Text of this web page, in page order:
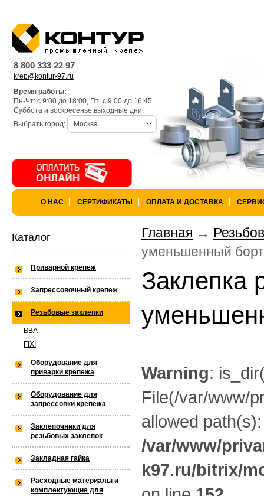
8 800 333 22 97
krep@kontur-97.ru
Время работы:
Пн-Чт: с 9:00 до 18:00, Пт: с 9:00 до 16:45
Суббота и воскресенье:выходные дни.
Выбрать город:
Москва
О НАС СЕРТИФИКАТЫ ОПЛАТА И ДОСТАВКА
Главная
уменьшенный
Заклепка
Warning:
File(/var/www/
allowed
/var/www/
k97.ru/bitrix/
Каталог
Приварной крепёж
Запрессовочный крепеж
Резьбовые заклепки
BBA
FIXI
Оборудование для
приварки крепежа
Оборудование для
запрессовки крепежа
Заклепочники для
резьбовых заклепок
Закладная гайка
Расходные материалы и
комплектующие для
Warning: is_dir(): open_basedir
k97/lang) is not within the
/var/www/privarka-k97/data/
k97.ru/bitrix/modules/main/lib/
Warning: is_dir(): open_basedir
not within the allowed path(s): (/
/var/www/privarka-k97/data/
k97.ru/bitrix/modules/main/lib/
Warning: is_dir(): open_basedir
within the allowed path(s): (/var/
/var/www/privarka-k97/data/
k97.ru/bitrix/modules/main/lib/
Warning: is_dir(): open_basedir
the allowed path(s): (/var/www/
k97/data/www/old.privarka-
k97.ru/bitrix/modules/main/lib/